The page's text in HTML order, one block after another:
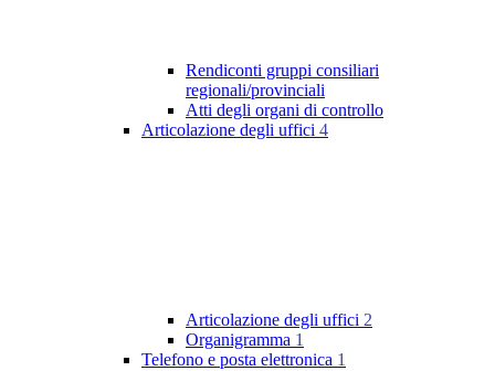
Rendiconti gruppi consiliari
regionali/provinciali
Atti degli organi di controllo
Articolazione degli uffici 4
Articolazione degli uffici 2
Organigramma 1
Telefono e posta elettronica 1